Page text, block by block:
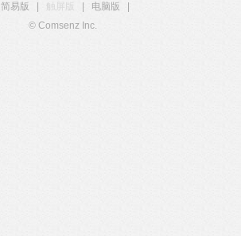
简易版
触屏版 电脑版
© Comsenz Inc.